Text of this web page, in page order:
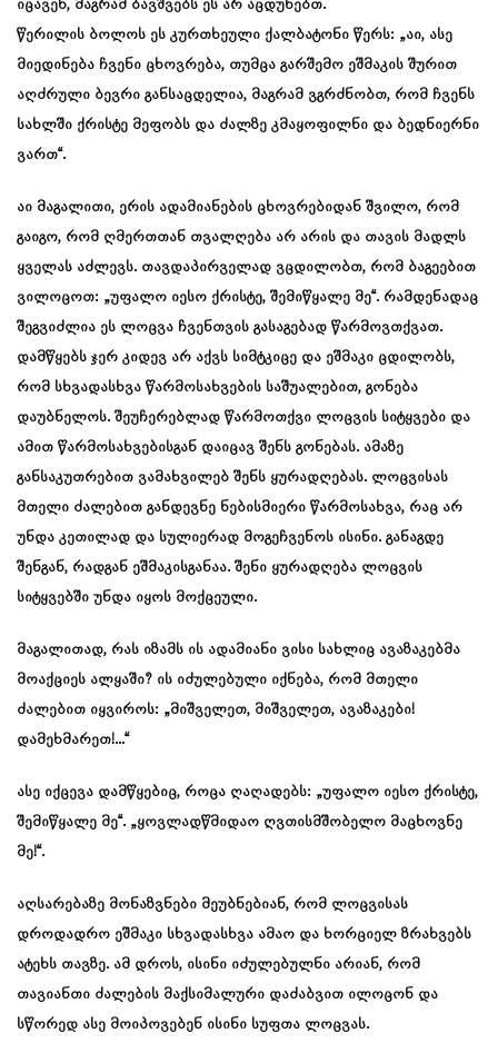
იცავენ, მაგრამ ბავშვებს ეს არ აცდუნებთ.
წერილის ბოლოს ეს კურთხეული ქალბატონი წერს: „აი, ასე
მიედინება ჩვენი ცხოვრება, თუმცა გარშემო ეშმაკის შურით
აღძრული ბევრი განსაცდელია, მაგრამ ვგრძნობთ, რომ ჩვენს
სახლში ქრისტე მეფობს და ძალზე კმაყოფილნი და ბედნიერნი
ვართ“.
აი მაგალითი, ერის ადამიანების ცხოვრებიდან შვილო, რომ
გაიგო, რომ ღმერთთან თვალღება არ არის და თავის მადლს
ყველას აძლევს. თავდაპირველად ვცდილობთ, რომ ბაგეებით
ვილოცოთ: „უფალო იესო ქრისტე, შემიწყალე მე“. რამდენადაც
შეგვიძლია ეს ლოცვა ჩვენთვის გასაგებად წარმოვთქვათ.
დამწყებს ჯერ კიდევ არ აქვს სიმტკიცე და ეშმაკი ცდილობს,
რომ სხვადასხვა წარმოსახვების საშუალებით, გონება
დაუბნელოს. შეუჩერებლად წარმოთქვი ლოცვის სიტყვები და
ამით წარმოსახვებისგან დაიცავ შენს გონებას. ამაზე
განსაკუთრებით ვამახვილებ შენს ყურადღებას. ლოცვისას
მთელი ძალებით განდევნე ნებისმიერი წარმოსახვა, რაც არ
უნდა კეთილად და სულიერად მოგეჩვენოს ისინი. განაგდე
შენგან, რადგან ეშმაკისგანაა. შენი ყურადღება ლოცვის
სიტყვებში უნდა იყოს მოქცეული.
მაგალითად, რას იზამს ის ადამიანი ვისი სახლიც ავაზაკებმა
მოაქციეს ალყაში? ის იძულებული იქნება, რომ მთელი
ძალებით იყვიროს: „მიშველეთ, მიშველეთ, ავაზაკები!
დამეხმარეთ!…“
ასე იქცევა დამწყებიც, როცა ღაღადებს: „უფალო იესო ქრისტე,
შემიწყალე მე“. „ყოვლადწმიდაო ღვთისმშობელო მაცხოვნე
მე!“.
აღსარებაზე მონაზვნები მეუბნებიან, რომ ლოცვისას
დროდადრო ეშმაკი სხვადასხვა ამაო და ხორციელ ზრახვებს
ატეხს თავზე. ამ დროს, ისინი იძულებულნი არიან, რომ
თავიანთი ძალების მაქსიმალური დაძაბვით ილოცონ და
სწორედ ასე მოიპოვებენ ისინი სუფთა ლოცვას.